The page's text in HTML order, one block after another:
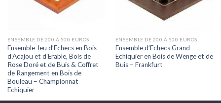
ENSEMBLE DE 200 À 500 EUROS
Ensemble Jeu d’Echecs en Bois
d’Acajou et d’Erable, Bois de
Rose Doré et de Buis & Coffret
de Rangement en Bois de
Bouleau – Championnat
Echiquier
ENSEMBLE DE 200 À 500 EUROS
Ensemble d’Echecs Grand
Echiquier en Bois de Wenge et de
Buis – Frankfurt